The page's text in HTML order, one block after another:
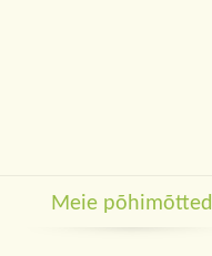
Meie põhimõtted